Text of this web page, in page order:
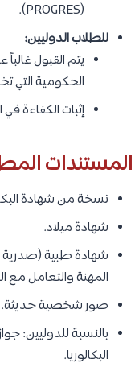
(PROGRES).
للطلاب الدوليين:
يتم القبول غالباً
الحكومية التي
إثبات الكفاءة في
المستندات
نسخة من شهادة
شهادة ميلاد.
شهادة طبية (صدرية
المهنة والتعامل مع
صور شخصية حديثة.
بالنسبة للدوليين:
البكالوريا.